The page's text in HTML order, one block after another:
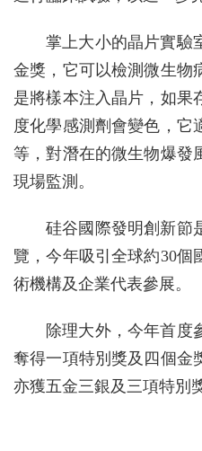
掌上大小的晶片實驗
金獎，它可以檢測微生物
是將樣本注入晶片，如果
度化學感測劑會變色，它
等，對潛在的微生物爆發
現場監測。
硅谷國際發明創新節
覽，今年吸引全球約30個
術機構及企業代表參展。
除理大外，今年首度
奪得一項特別獎及四個金
亦獲五金三銀及三項特別